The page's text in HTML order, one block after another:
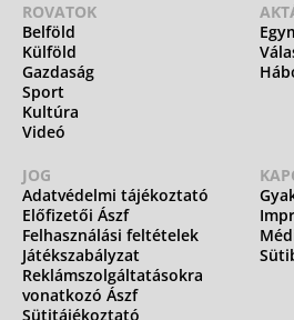
ROVATOK
Belföld
Külföld
Gazdaság
Sport
Kultúra
Videó
JOG
Adatvédelmi tájékoztató
Előfizetői Ászf
Felhasználási feltételek
Játékszabályzat
Reklámszolgáltatásokra
vonatkozó Ászf
Sütitájékoztató